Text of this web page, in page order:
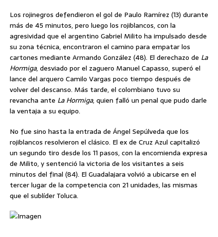
Los rojinegros defendieron el gol de Paulo Ramírez (13) durante
más de 45 minutos, pero luego los rojiblancos, con la
agresividad que el argentino Gabriel Milito ha impulsado desde
su zona técnica, encontraron el camino para empatar los
cartones mediante Armando González (48). El derechazo de La
Hormiga, desviado por el zaguero Manuel Capasso, superó el
lance del arquero Camilo Vargas poco tiempo después de
volver del descanso. Más tarde, el colombiano tuvo su
revancha ante La Hormiga, quien falló un penal que pudo darle
la ventaja a su equipo.
No fue sino hasta la entrada de Ángel Sepúlveda que los
rojiblancos resolvieron el clásico. El ex de Cruz Azul capitalizó
un segundo tiro desde los 11 pasos, con la encomienda expresa
de Milito, y sentenció la victoria de los visitantes a seis
minutos del final (84). El Guadalajara volvió a ubicarse en el
tercer lugar de la competencia con 21 unidades, las mismas
que el sublíder Toluca.